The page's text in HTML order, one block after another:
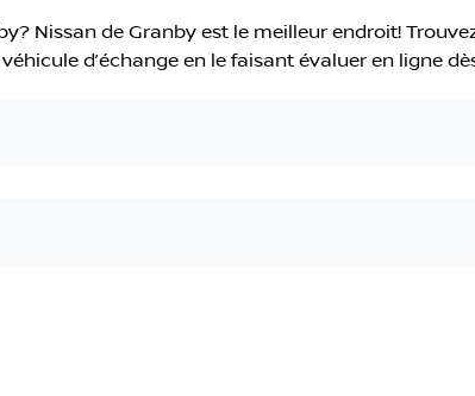
Nissan de Granby est le meilleur endroit!
d’échange en le faisant évaluer en ligne